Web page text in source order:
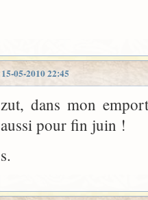
15-05-2010 22:45
zut, dans mon
aussi pour fin juin !
s.